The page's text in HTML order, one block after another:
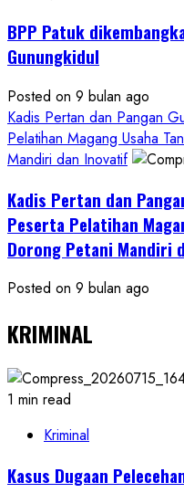
BPP Patuk
Gunungkidul
Posted on 9 bulan ago
Kadis Pertan dan Pangan
Pelatihan Magang Usaha
Mandiri dan Inovatif
Kadis Pertan dan
Peserta Pelatihan
Dorong Petani Mandiri
Posted on 9 bulan ago
KRIMINAL
1 min read
Kriminal
Kasus Dugaan